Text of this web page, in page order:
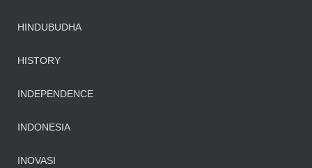
HINDUBUDHA
HISTORY
INDEPENDENCE
INDONESIA
INOVASI